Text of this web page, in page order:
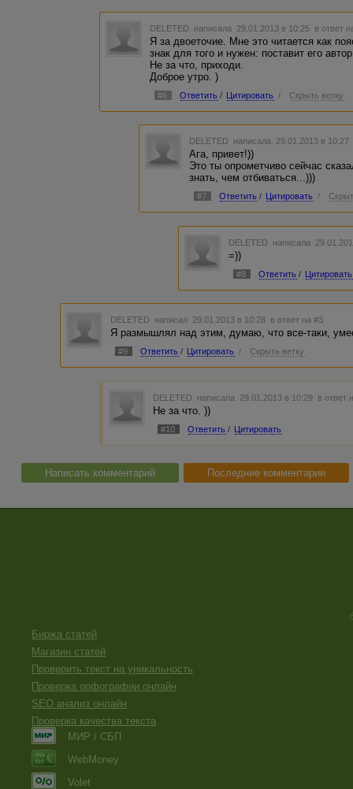
DELETED написала 29.01.2013 в 10:25 в ответ
Я за двоеточие. Мне это читается как
знак для того и нужен: поставит его
Не за что, приходи.
Доброе утро. )
#6 Ответить / Цитировать / Скрыть ветку
DELETED написала 29.01.2013 в
Ага, привет!))
Это ты опрометчиво сейчас
знать, чем отбиваться...)))
#7 Ответить / Цитировать /
DELETED написала
=))
#8 Ответить / Цитировать
DELETED написал 29.01.2013 в 10:28 в ответ на #3
Я размышлял над этим, думаю, что все-таки,
#9 Ответить / Цитировать / Скрыть ветку
DELETED написала 29.01.2013 в 10:29 в ответ
Не за что. ))
#10 Ответить / Цитировать
Написать комментарий Последние комментарии
Биржа статей
Магазин статей
Проверить текст на уникальность
Проверка орфографии онлайн
SEO анализ онлайн
Проверка качества текста
МИР / СБП
WebMoney
Volet